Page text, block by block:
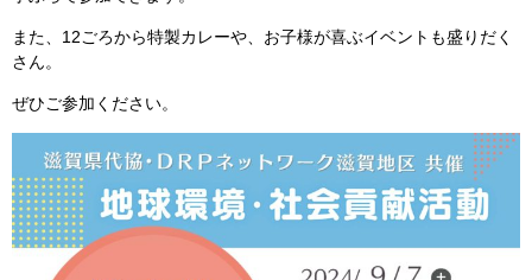
また、12ごろから特製カレーや、お子様が喜ぶイベントも盛りだく
さん。
ぜひご参加ください。